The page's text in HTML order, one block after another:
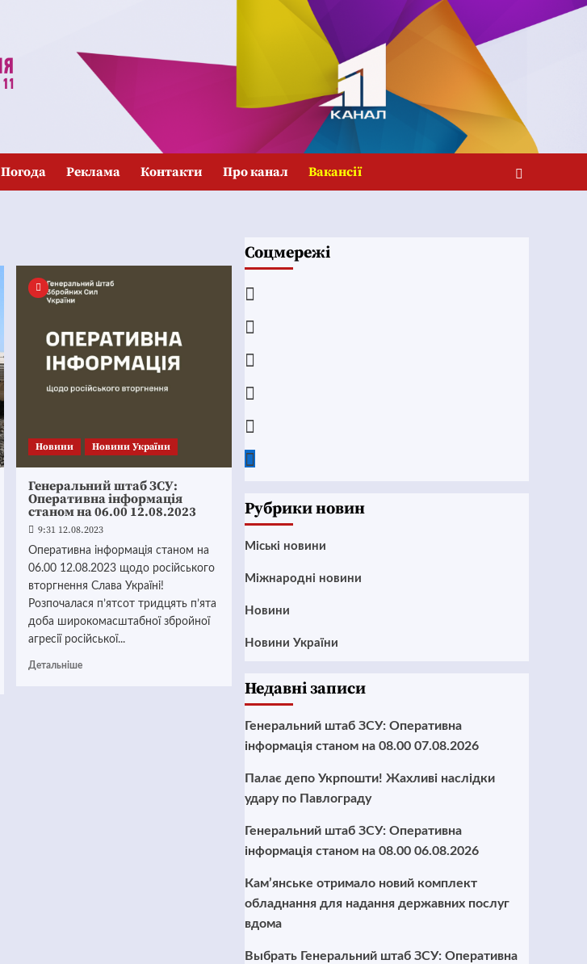
Погода Реклама Контакти Про канал Вакансії
Новини Новини України
Генеральний штаб ЗСУ:
Оперативна інформація
станом на 06.00 12.08.2023
9:31 12.08.2023
Оперативна інформація станом на
06.00 12.08.2023 щодо російського
вторгнення Слава Україні!
Розпочалася п’ятсот тридцять п’ята
доба широкомасштабної збройної
агресії російської...
Детальніше
Соцмережі
Рубрики новин
Mіські новини
Міжнародні новини
Новини
Новини України
Недавні записи
Генеральний штаб ЗСУ: Оперативна
інформація станом на 08.00 07.08.2026
Палає депо Укрпошти! Жахливі наслідки
удару по Павлограду
Генеральний штаб ЗСУ: Оперативна
інформація станом на 08.00 06.08.2026
Кам’янське отримало новий комплект
обладнання для надання державних послуг
вдома
Выбрать Генеральний штаб ЗСУ: Оперативна